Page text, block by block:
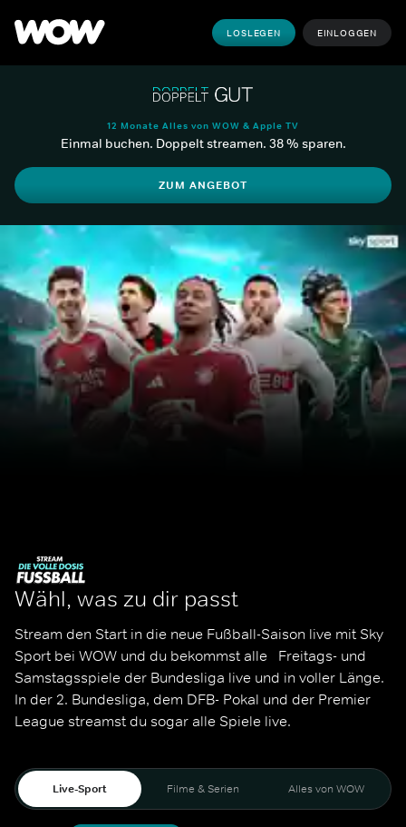
LOSLEGEN EINLOGGEN
12 Monate Alles von WOW & Apple TV
Einmal buchen. Doppelt streamen. 38 % sparen.
ZUM ANGEBOT
Wähl, was zu dir passt
Stream den Start in die neue Fußball-Saison live mit Sky
Sport bei WOW und du bekommst alle   Freitags- und
Samstagsspiele der Bundesliga live und in voller Länge.
In der 2. Bundesliga, dem DFB- Pokal und der Premier
League streamst du sogar alle Spiele live.
Live-Sport Filme & Serien Alles von WOW